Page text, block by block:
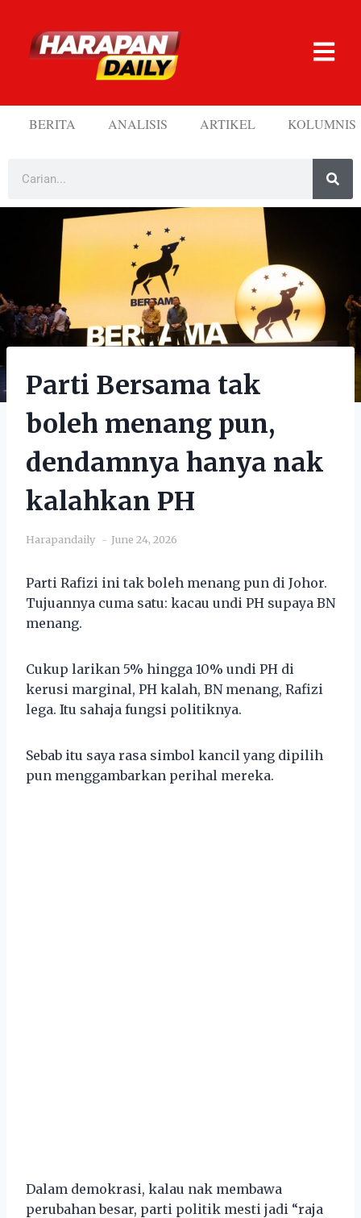
BERITA ANALISIS ARTIKEL KOLUMNIS
Parti Bersama tak
boleh menang pun,
dendamnya hanya nak
kalahkan PH
Harapandaily June 24, 2026
Parti Rafizi ini tak boleh menang pun di Johor.
Tujuannya cuma satu: kacau undi PH supaya BN
menang.
Cukup larikan 5% hingga 10% undi PH di
kerusi marginal, PH kalah, BN menang, Rafizi
lega. Itu sahaja fungsi politiknya.
Sebab itu saya rasa simbol kancil yang dipilih
pun menggambarkan perihal mereka.
Dalam demokrasi, kalau nak membawa
perubahan besar, parti politik mesti jadi “raja